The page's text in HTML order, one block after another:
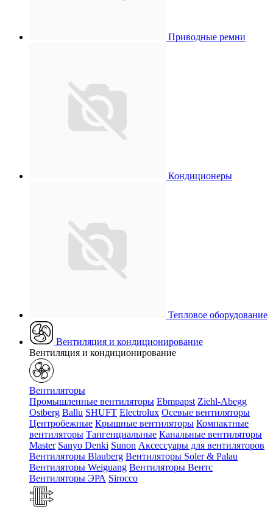
Приводные ремни
Кондиционеры
Тепловое оборудование
Вентиляция и кондиционирование
Вентиляция и кондиционирование
Вентиляторы
Промышленные вентиляторы Ebmpapst Ziehl-Abegg
Ostberg Ballu SHUFT Electrolux Осевые вентиляторы
Центробежные Крышные вентиляторы Компактные
вентиляторы Тангенциальные Канальные вентиляторы
Master Sanyo Denki Sunon Аксессуары для вентиляторов
Вентиляторы Blauberg Вентиляторы Soler & Palau
Вентиляторы Weiguang Вентиляторы Вентс
Вентиляторы ЭРА Sirocco